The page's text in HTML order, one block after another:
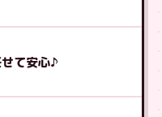
て安心♪